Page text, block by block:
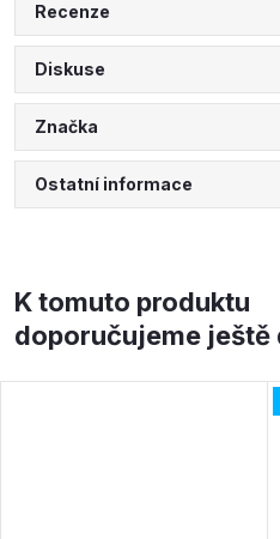
Recenze
Diskuse
Značka
Ostatní informace
K tomuto produktu
doporučujeme ještě